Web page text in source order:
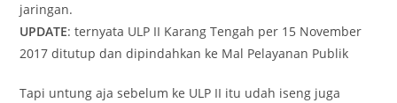
jaringan.
UPDATE: ternyata ULP II Karang Tengah per 15 November
2017 ditutup dan dipindahkan ke Mal Pelayanan Publik
Tapi untung aja sebelum ke ULP II itu udah iseng juga